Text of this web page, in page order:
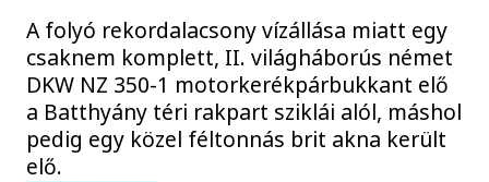
A folyó rekordalacsony vízállása miatt egy
csaknem komplett, II. világháborús német
DKW NZ 350-1 motorkerékpárbukkant elő
a Batthyány téri rakpart sziklái alól, máshol
pedig egy közel féltonnás brit akna került
elő.